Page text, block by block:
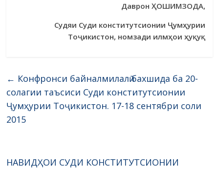
Даврон ҲОШИМЗОДА,
Судяи Суди конститутсионии Ҷумҳурии
Тоҷикистон, номзади илмҳои ҳуқуқ
← Конфронси байналмилалӣ бахшида ба 20-
солагии таъсиси Суди конститутсионии
Ҷумҳурии Тоҷикистон. 17-18 сентябри соли
2015
НАВИДҲОИ СУДИ КОНСТИТУТСИОНИИ